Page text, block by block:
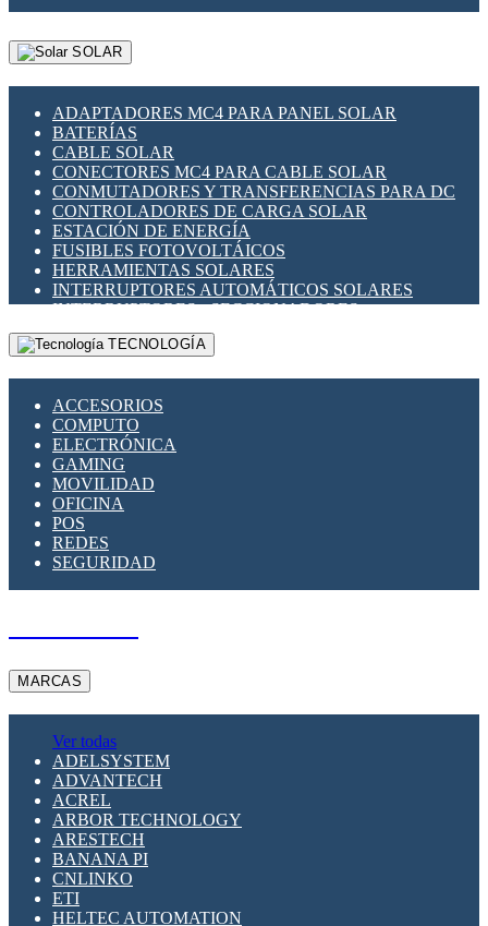
SOLAR
ADAPTADORES MC4 PARA PANEL SOLAR
BATERÍAS
CABLE SOLAR
CONECTORES MC4 PARA CABLE SOLAR
CONMUTADORES Y TRANSFERENCIAS PARA DC
CONTROLADORES DE CARGA SOLAR
ESTACIÓN DE ENERGÍA
FUSIBLES FOTOVOLTÁICOS
HERRAMIENTAS SOLARES
INTERRUPTORES AUTOMÁTICOS SOLARES
INTERRUPTORES - SECCIONADORES
FOTOVOLTÁICOS
MONTAJE PANEL SOLAR
SUPRESOR DE TRANSIENTES SPDS PARA
APLICACIONES FOTOVOLTAICAS
TECNOLOGÍA
ACCESORIOS
COMPUTO
ELECTRÓNICA
GAMING
MOVILIDAD
OFICINA
POS
REDES
SEGURIDAD
MARCAS
Ver todas
ADELSYSTEM
ADVANTECH
ACREL
ARBOR TECHNOLOGY
ARESTECH
BANANA PI
CNLINKO
ETI
HELTEC AUTOMATION